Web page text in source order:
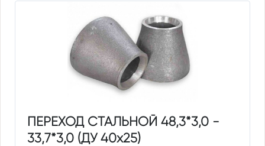
ПЕРЕХОД СТАЛЬНОЙ 48,3*3,0 -
33,7*3,0 (ДУ 40х25)